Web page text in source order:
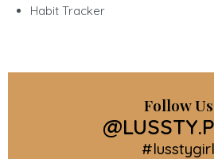
Habit Tracker
Follow Us
#lusstygirl